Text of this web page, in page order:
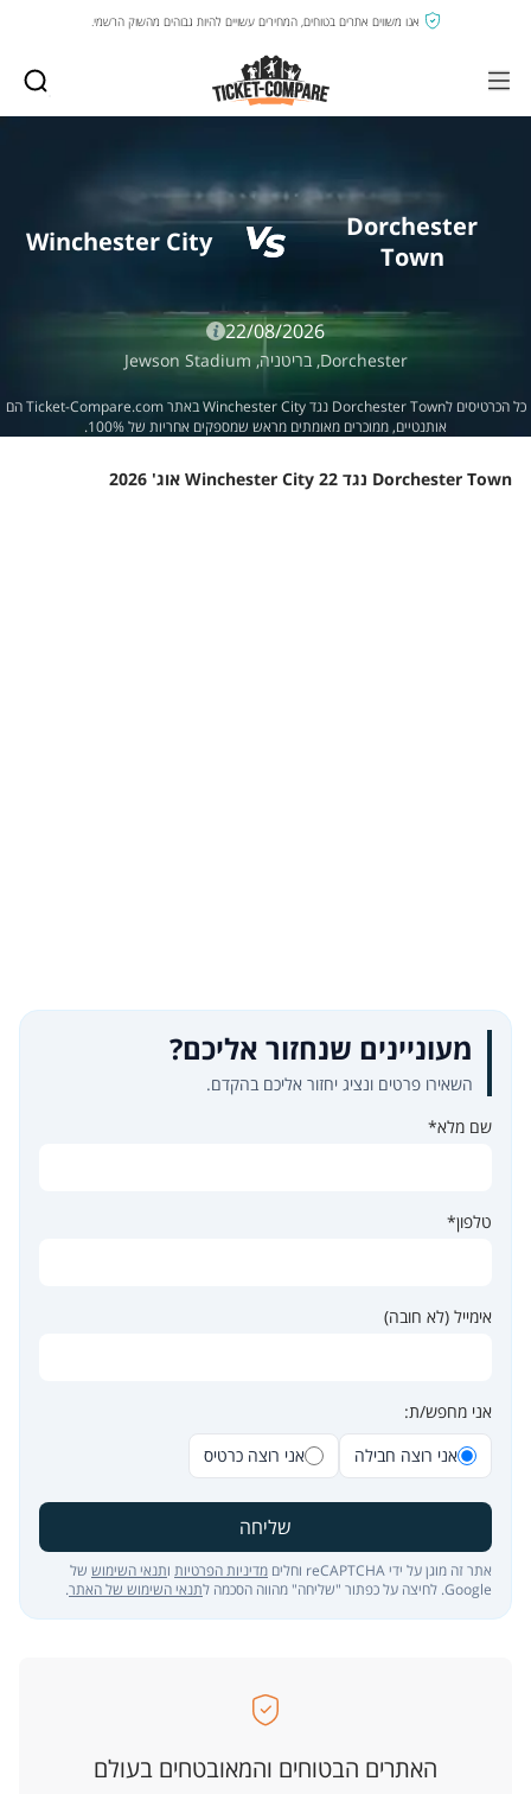
אנו משווים אתרים בטוחים, המחירים עשויים להיות גבוהים מהשוק הרשמי.
Dorchester
Town
Winchester City
22/08/2026
Dorchester, בריטניה, Jewson Stadium
כל הכרטיסים לDorchester Town נגד Winchester City באתר Ticket-Compare.com הם
אותנטיים, ממוכרים מאומתים מראש שמספקים אחריות של 100%.
Dorchester Town נגד Winchester City 22 אוג' 2026
מעוניינים שנחזור אליכם?
השאירו פרטים ונציג יחזור אליכם בהקדם.
שם מלא*
טלפון*
אימייל (לא חובה)
אני מחפש/ת:
אני רוצה חבילה
אני רוצה כרטיס
שליחה
אתר זה מוגן על ידי reCAPTCHA וחלים מדיניות הפרטיות ותנאי השימוש של
Google. לחיצה על כפתור "שליחה" מהווה הסכמה ל
תנאי השימוש של האתר.
האתרים הבטוחים והמאובטחים בעולם